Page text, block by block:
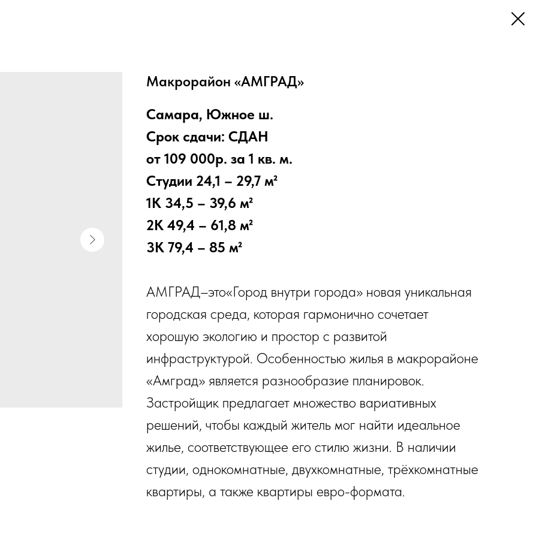
Макрорайон «АМГРАД»
Самара, Южное ш.
Срок сдачи: СДАН
от 109 000р. за 1 кв. м.
Студии 24,1 – 29,7 м²
1К 34,5 – 39,6 м²
2К 49,4 – 61,8 м²
3К 79,4 – 85 м²
АМГРАД–это«Город внутри города» новая уникальная
городская среда, которая гармонично сочетает
хорошую экологию и простор с развитой
инфраструктурой. Особенностью жилья в макрорайоне
«Амград» является разнообразие планировок.
Застройщик предлагает множество вариативных
решений, чтобы каждый житель мог найти идеальное
жилье, соответствующее его стилю жизни. В наличии
студии, однокомнатные, двухкомнатные, трёхкомнатные
квартиры, а также квартиры евро-формата.